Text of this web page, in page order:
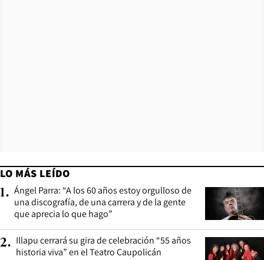
LO MÁS LEÍDO
1. Ángel Parra: “A los 60 años estoy orgulloso de
una discografía, de una carrera y de la gente
que aprecia lo que hago”
2. Illapu cerrará su gira de celebración “55 años
historia viva” en el Teatro Caupolicán